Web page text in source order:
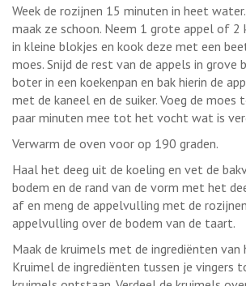
Week de rozijnen 15 minuten in heet
maak ze schoon. Neem 1 grote appel of 2
in kleine blokjes en kook deze met een
moes. Snijd de rest van de appels in grove
boter in een koekenpan en bak hierin de
met de kaneel en de suiker. Voeg de moes
paar minuten mee tot het vocht wat is
Verwarm de oven voor op 190 graden.
Haal het deeg uit de koeling en vet de
bodem en de rand van de vorm met het
af en meng de appelvulling met de
appelvulling over de bodem van de taart.
Maak de kruimels met de ingrediënten van
Kruimel de ingrediënten tussen je vingers